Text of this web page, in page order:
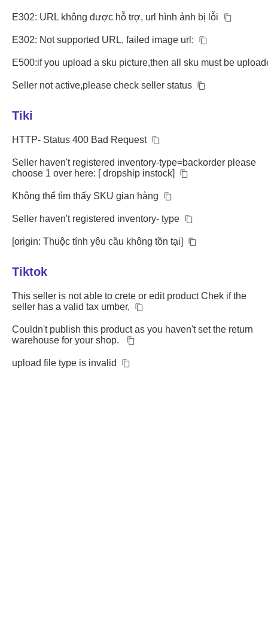
E302: URL không được hỗ trợ, url hình ảnh bị lỗi
E302: Not supported URL, failed image url:
E500:if you upload a sku picture,then all sku must be
Seller not active,please check seller status
Tiki
HTTP- Status 400 Bad Request
Seller haven't registered inventory-type=backorder please
choose 1 over here: [ dropship instock]
Không thể tìm thấy SKU gian hàng
Seller haven't registered inventory- type
[origin: Thuộc tính yêu cầu không tồn tại]
Tiktok
This seller is not able to crete or edit product Chek if the
seller has a valid tax umber,
Couldn't publish this product as you haven't set the return
warehouse for your shop.
upload file type is invalid